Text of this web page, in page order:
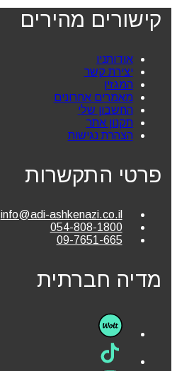
קישורים מהירים
אודותניו
יצירת קשר
המגזין
מאמרים אחרונים
החשבון שלי
תקנון אתר
הצהרת נגישות
פרטי התקשרות
info@adi-ashkenazi.co.il
054-808-1800
09-7651-665
מדיה חברתית